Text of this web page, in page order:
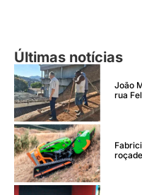
Últimas notícias
João
rua